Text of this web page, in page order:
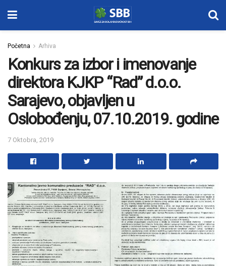
Početna Arhiva
Konkurs za izbor i imenovanje
direktora KJKP “Rad” d.o.o.
Sarajevo, objavljen u
Oslobođenju, 07.10.2019. godine
7 Oktobra, 2019